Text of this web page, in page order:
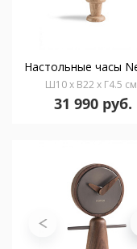
Ш10 x В22 x Г4.5 см
31 990 руб.